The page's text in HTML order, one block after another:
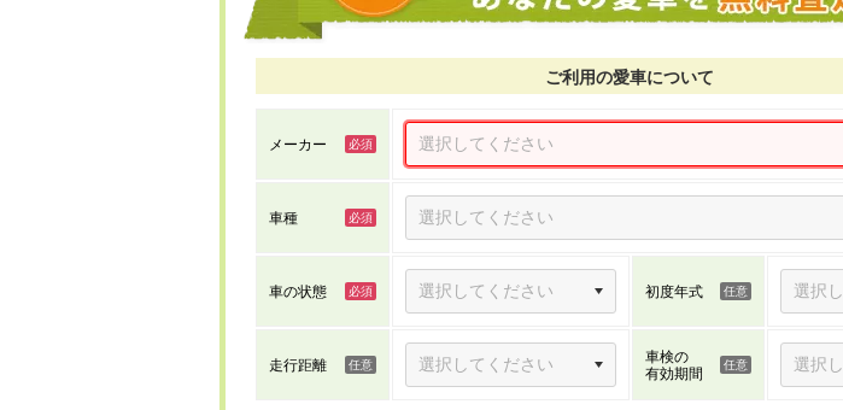
ご利用の愛車について
メーカー
車種
車の状態 初度年式
走行距離
車検の
有効期間